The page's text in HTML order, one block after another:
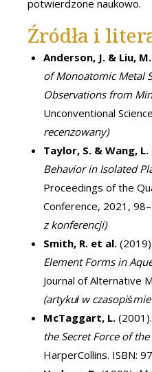
potwierdzone naukowo.
Źródła i
Anderson, J. & Liu, M.
of Monoatomic Metal
Observations from
Unconventional
recenzowany)
Taylor, S. & Wang, L.
Behavior in Isolated
Proceedings of the
Conference, 2021,
z konferencji)
Smith, R. et al.(2019).
Element Forms in
Journal of Alternative
(artykuł w
McTaggart, L.(2001).
the Secret Force of
HarperCollins. ISBN: